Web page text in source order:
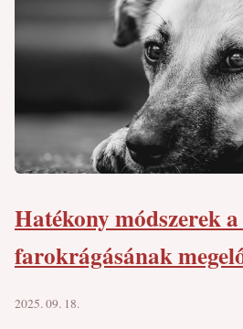
Hatékony módszerek
farokrágásának
2025. 09. 18.